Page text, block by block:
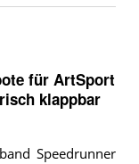
für ArtSport
klappbar
Speedrunner